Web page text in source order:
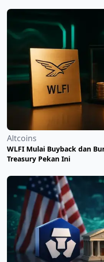
Altcoins
WLFI Mulai Buyback dan
Treasury Pekan Ini